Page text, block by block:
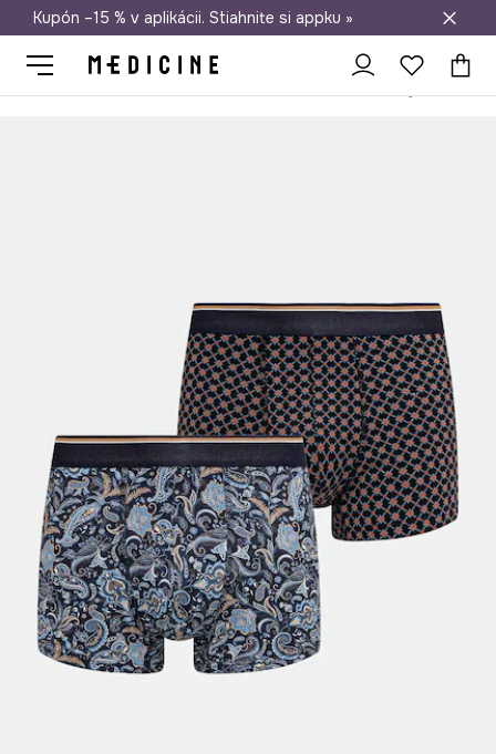
Doprava zadarmo od 50 €
Kupón –15 % v aplikácii. Stiahnite si appku »